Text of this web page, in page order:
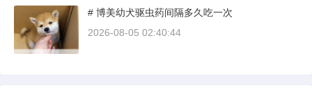
不超过100公里，这不是老司机的保守，而是活
塞和气缸壁需要时间完成精细贴合。多数车型说
# 博美幼犬驱虫药间隔多久吃一次
2026-08-05 02:40:44